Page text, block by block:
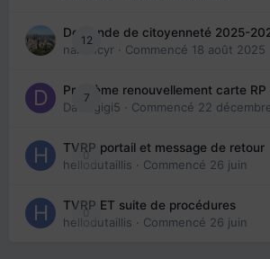
12
Demande de citoyenneté 2025-
nanancyr · Commencé 18 août 2025
7
Problème renouvellement carte RP
Davidgigi5 · Commencé 22
0
TVRP portail et message de retour
hellodutaillis · Commencé 26 juin
0
TVRP ET suite de procédures
hellodutaillis · Commencé 26 juin